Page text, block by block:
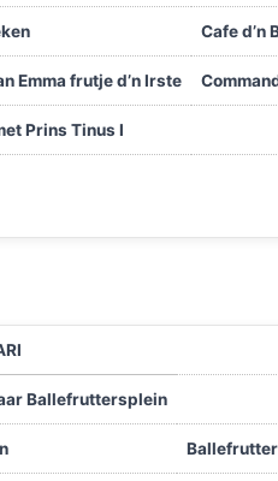
Cafe d’n
Emma frutje d’n Irste
Prins Tinus I
Ballefruttersplein